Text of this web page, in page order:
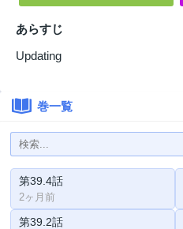
あらすじ
Updating
巻一覧
第39.4話
2ヶ月前
第39.2話